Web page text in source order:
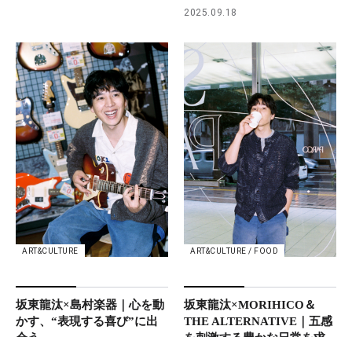
2025.09.18
ART&CULTURE
坂東龍汰×島村楽器｜心を動
かす、“表現する喜び”に出
ART&CULTURE / FOOD
坂東龍汰×MORIHICO＆
THE ALTERNATIVE｜五感